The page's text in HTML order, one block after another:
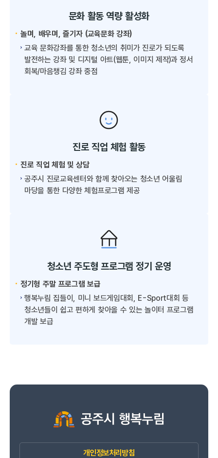
문화 활동 역량 활성화
놀며, 배우며, 즐기자 (교육문화 강좌)
교육 문화강좌를 통한 청소년의 취미가 진로가 되도록
발전하는 강좌 및 디지털 아트(웹툰, 이미지 제작)과 정서
회복/마음챙김 강좌 중점
진로 직업 체험 활동
진로 직업 체험 및 상담
공주시 진로교육센터와 함께 찾아오는 청소년 어울림
마당을 통한 다양한 체험프로그램 제공
청소년 주도형 프로그램 정기 운영
정기형 주말 프로그램 보급
행복누림 집들이, 미니 보드게임대회, E-Sport대회 등
청소년들이 쉽고 편하게 찾아올 수 있는 놀이터 프로그램
개발 보급
개인정보처리방침